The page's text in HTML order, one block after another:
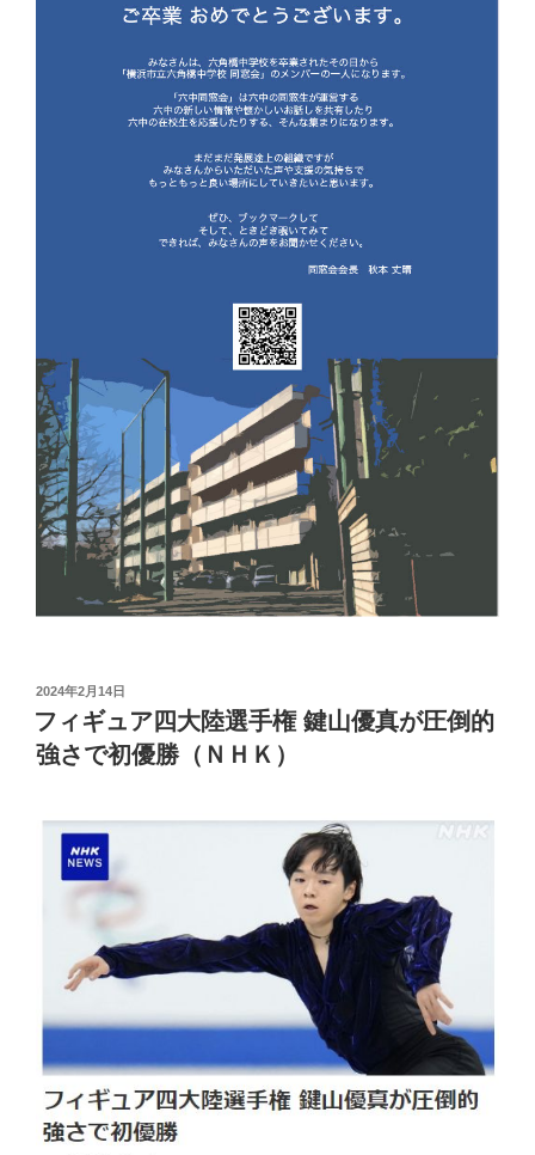
投
稿
日:
2024年2月14日
フィギュア四大陸選手権 鍵山優真が圧倒的
強さで初優勝（ＮＨＫ）